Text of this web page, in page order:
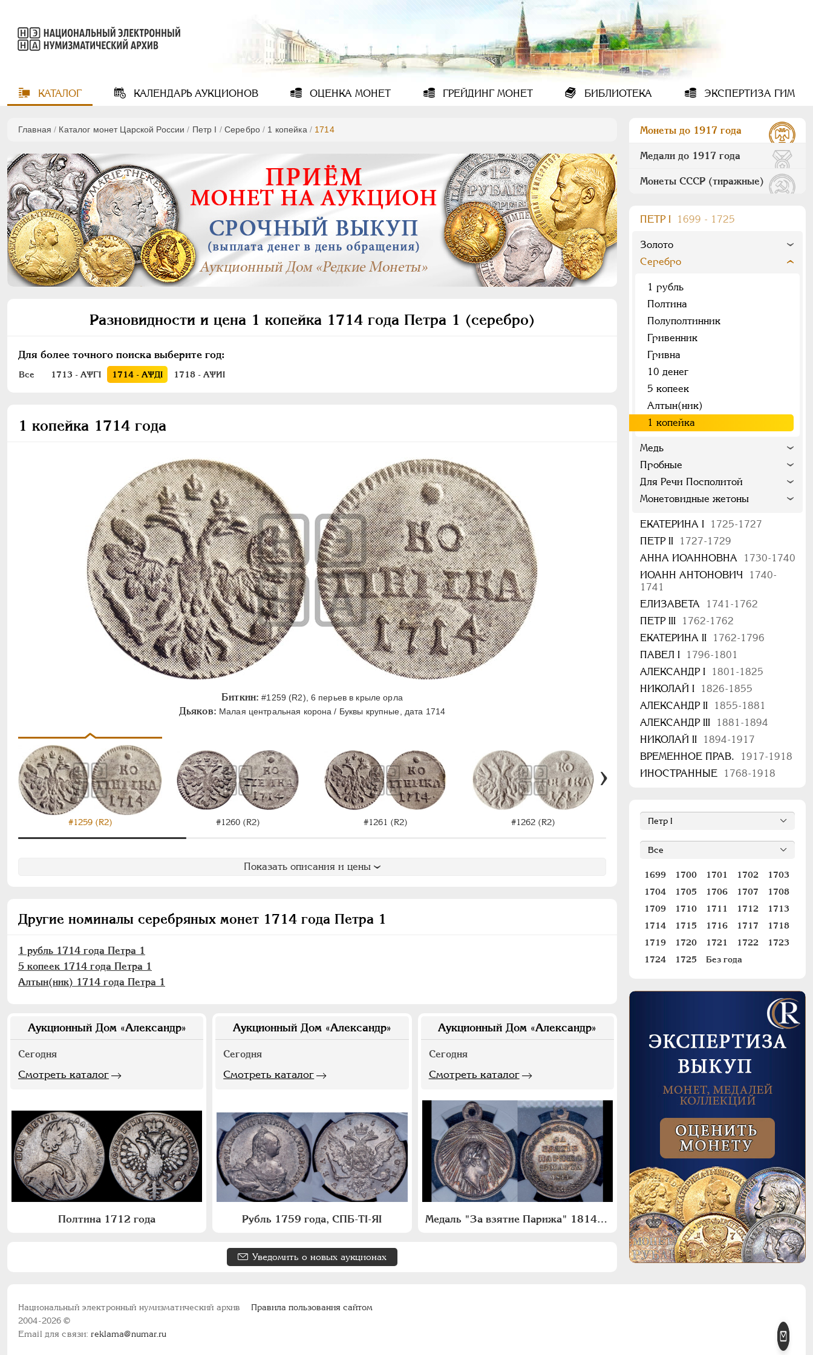
КАТАЛОГ КАЛЕНДАРЬАУКЦИОНОВ ОЦЕНКА МОНЕТ ГРЕЙДИНГМОНЕТ БИБЛИОТЕКА ЭКСПЕРТИЗА ГИМ
Главная / Каталог монет Царской России / Пeтр I /Серебро / 1 копейка / 1714
Разновидности и цена 1 копейка 1714 года Петра 1 (серебро)
Для более точного поиска выберите год:
Все 1713 - АѰГI 1714 - АѰДI 1718 - АѰИI
1 копейка 1714 года
Биткин: #1259 (R2), 6 перьев в крыле орла
Дьяков: Малая центральная корона / Буквы крупные, дата 1714
#1259 (R2) #1260 (R2) #1261 (R2) #1262 (R2) #1263 (R2)
Показать описания и цены
Другие номиналы серебряных монет 1714 года Петра 1
1 рубль 1714 года Петра 1
5 копеек 1714 года Петра 1
Алтын(ник) 1714 года Петра 1
Аукционный Дом «Александр»
Сегодня
Смотреть каталог
Полтина 1712 года
Аукционный Дом «Александр»
Сегодня
Смотреть каталог
Рубль 1759 года, СПБ-ТI-ЯI
Аукционный Дом «Александр»
Сегодня
Смотреть каталог
Медаль "За взятие Парижа" 1814 года
Уведомить о новых аукционах
Монеты до 1917 года
Медали до 1917 года
Монеты СССР (тиражные)
ПEТР I 1699 - 1725
Золото
Серебро
1 рубль
Полтина
Полуполтинник
Гривенник
Гривна
10 денег
5 копеек
Алтын(ник)
1 копейка
Медь
Пробные
Для Речи Посполитой
Монетовидные жетоны
ЕКАТЕРИНА I
1725-1727
ПЕТР II
1727-1729
АННА ИОАННОВНА
1730-1740
ИОАНН АНТОНОВИЧ
1740-
1741
ЕЛИЗАВЕТА
1741-1762
ПЕТР III
1762-1762
ЕКАТЕРИНА II
1762-1796
ПАВЕЛ I
1796-1801
АЛЕКСАНДР I
1801-1825
НИКОЛАЙ I
1826-1855
АЛЕКСАНДР II
1855-1881
АЛЕКСАНДР III
1881-1894
НИКОЛАЙ II
1894-1917
ВРЕМЕННОЕ ПРАВ.
1917-1918
ИНОСТРАННЫЕ
1768-1918
1699 1700 1701 1702
1703
1704
1705 1706 1707
1708
1709
1710 1711 1712
1713
1714
1715 1716 1717
1718
1719
1720 1721 1722
1723
1724
1725 Без года
Национальный электронный нумизматический архив
2004-2026 ©
Email для связи:reklama@numar.ru
Правила пользования сайтом